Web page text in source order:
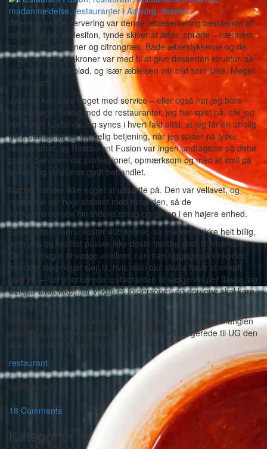
Aftenens sidste servering var denne æbleservering bestående af
æbleiscreme, æblesifon, tynde skiver af æble, sprøde – nærmest
brændte – makroner og citrongræs. Både æblestykkerne og de
meget sprøde makroner var med til at give desserten struktur, så
den ikke blev for blød, og især æbleisen var blid som silke. Meget
fin dessert.
Jyderne kan bare noget med service – eller også har jeg bare
været meget heldig med de restauranter, jeg har spist på, når jeg
har været i Jylland. Jeg synes i hvert fald altid, at jeg får en utrolig
god, behagelig og hyggelig betjening, når jeg spiser på jyske
restauranter, og Restaurant Fusion var ingen undtagelse på dette
punkt. Servicen var professionel, opmærksom og med et smil på
læben, og vi følte os godt behandlet.
Maden var der ikke noget at udsætte på. Den var vellavet, og
råvarerne var nøje afstemt med hinanden, så de
komplimenterede hinandens smag og gik op i en højere enhed.
En treretters menu koster 405 kroner, så maden er ikke helt billig,
men pris og kvalitet passer ikke desto mindre godt til hinanden.
Der var meget at vælge imellem, når man kiggede på vinkortet,
men det stod noget sløjt til, hvis man blot skulle have et enkelt
glas vin – her prioriterede restauranten at sælge vin per flaske, og
det går altså ikke, når vi kun er to personer, og den ene skal køre
bil bagefter.
Restauranten får fem stjerner med en pil op. Det er kun manglen
på vin på glas, der trækker ned, for alt andet fungerede til UG den
aften. En varm anbefaling herfra.
restaurant
-
by Piskeriset
-
18 Comments
Kategorier